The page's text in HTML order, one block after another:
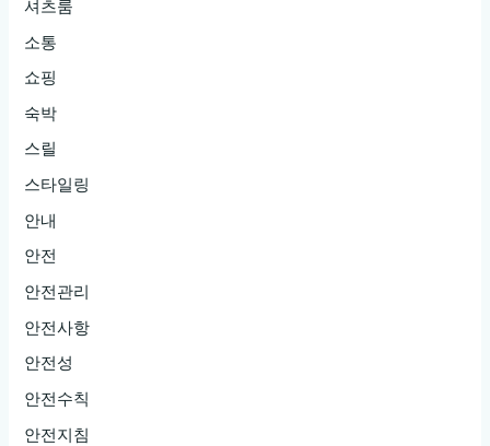
셔츠룸
소통
쇼핑
숙박
스릴
스타일링
안내
안전
안전관리
안전사항
안전성
안전수칙
안전지침